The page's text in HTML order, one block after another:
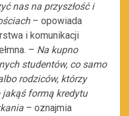
nas na przyszłość i
– opowiada
i komunikacji
– Na kupno
studentów, co samo
rodziców, którzy
formą kredytu
– oznajmia